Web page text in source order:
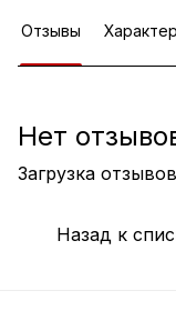
Отзывы
Загрузка
Нет
Назад к